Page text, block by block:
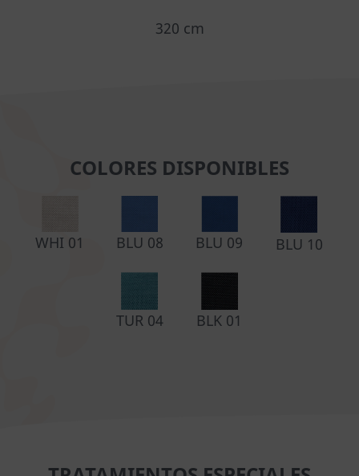
320 cm
COLORES DISPONIBLES
WHI 01 BLU 08 BLU 09 BLU 10
TUR 04 BLK 01